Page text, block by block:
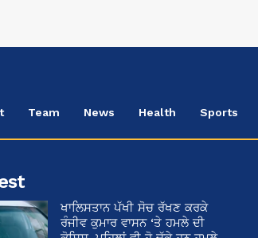
Team News Health Sports
ਖਾਲਿਸਤਾਨ ਪੱਖੀ ਸੋਚ ਰੱਖਣ ਕਰਕੇ
ਰੰਜੀਵ ਕੁਮਾਰ ਵਾਸਨ ‘ਤੇ ਹਮਲੇ ਦੀ